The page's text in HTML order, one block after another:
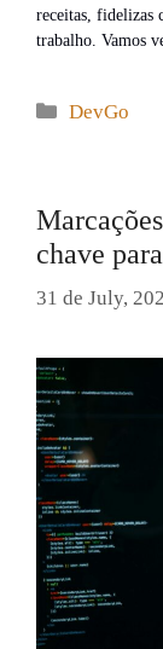
receitas, fidelizas
trabalho. Vamos
Categories
DevGo
chave
31 de July,